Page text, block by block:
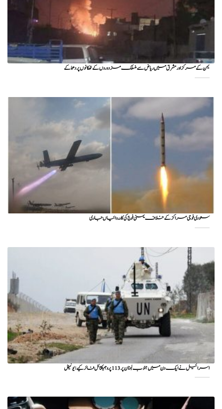
یمن کے مرکز اور مشرق میں ریاض سے منسلک مزدوروں کے ٹھکانوں پر دھماکے
سعودی فوجی مراکز کے خلاف یمنی فوج کی کارروائیاں جاری
اسرائیل نے ایک دن میں جنوب لبنان پر 113 پروجیکٹائل فائر کیے: یونیفل